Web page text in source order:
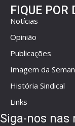
FIQUE POR
Notícias
Opinião
Publicações
Imagem da
História Sindical
Links
Siga-nos nas